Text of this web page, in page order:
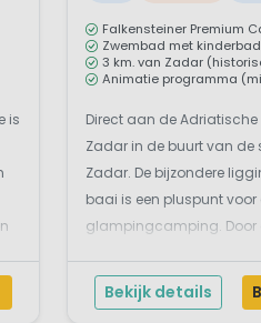
is
Falkensteiner Premium
Zwembad met
3 km. van Zadar
Animatie programma
Direct aan de
Zadar in de buurt van de
Zadar. De bijzondere
baai is een pluspunt voor
glampingcamping. Door
boot om de prachtige
nieuwe camping maak...
Bekijk details